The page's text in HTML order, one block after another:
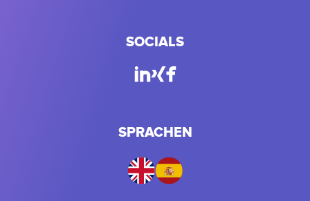
SOCIALS
SPRACHEN